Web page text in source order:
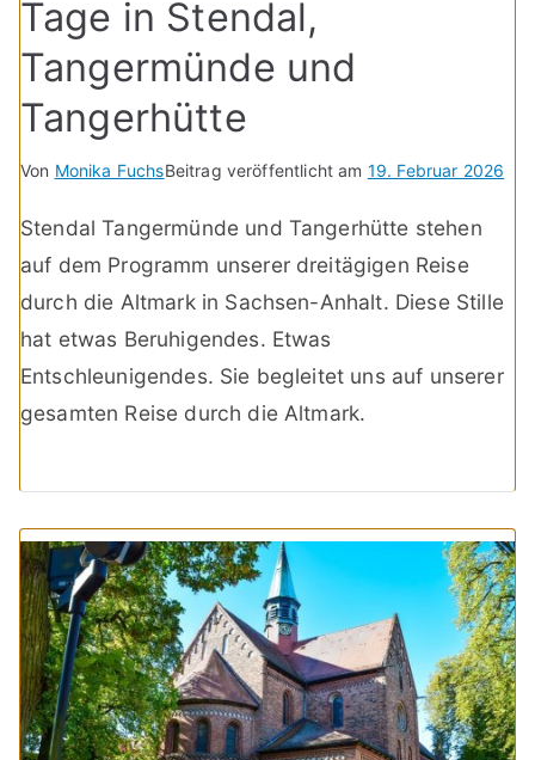
Tage in Stendal,
Tangermünde und
Tangerhütte
Von Monika FuchsBeitrag veröffentlicht am 19. Februar 2026
Stendal Tangermünde und Tangerhütte stehen
auf dem Programm unserer dreitägigen Reise
durch die Altmark in Sachsen-Anhalt. Diese Stille
hat etwas Beruhigendes. Etwas
Entschleunigendes. Sie begleitet uns auf unserer
gesamten Reise durch die Altmark.